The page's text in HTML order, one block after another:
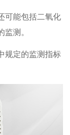
可能包括二氧化
测。
规定的监测指标